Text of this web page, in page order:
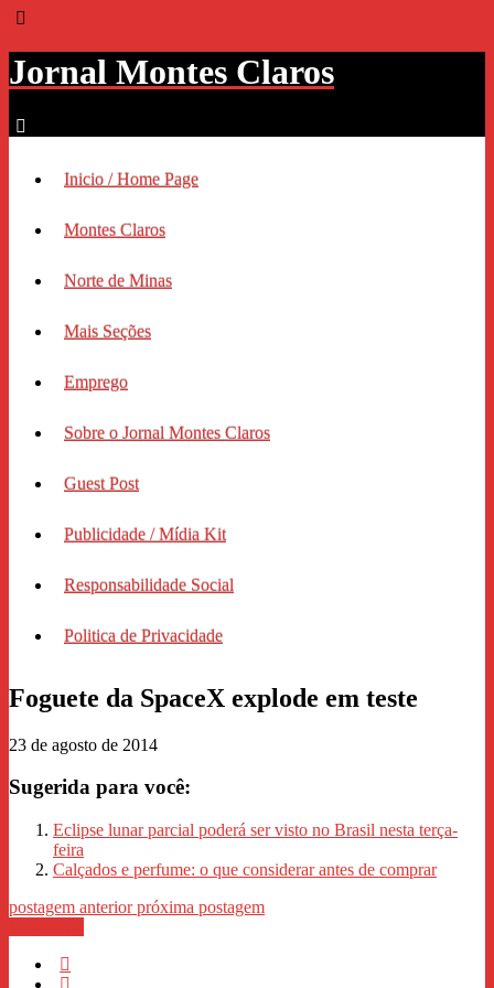
Jornal Montes Claros
Inicio / Home Page
Montes Claros
Norte de Minas
Mais Seções
Emprego
Sobre o Jornal Montes Claros
Guest Post
Publicidade / Mídia Kit
Responsabilidade Social
Politica de Privacidade
Foguete da SpaceX explode em teste
23 de agosto de 2014
Sugerida para você:
Eclipse lunar parcial poderá ser visto no Brasil nesta terça-
feira
Calçados e perfume: o que considerar antes de comprar
postagem anteriorpróxima postagem